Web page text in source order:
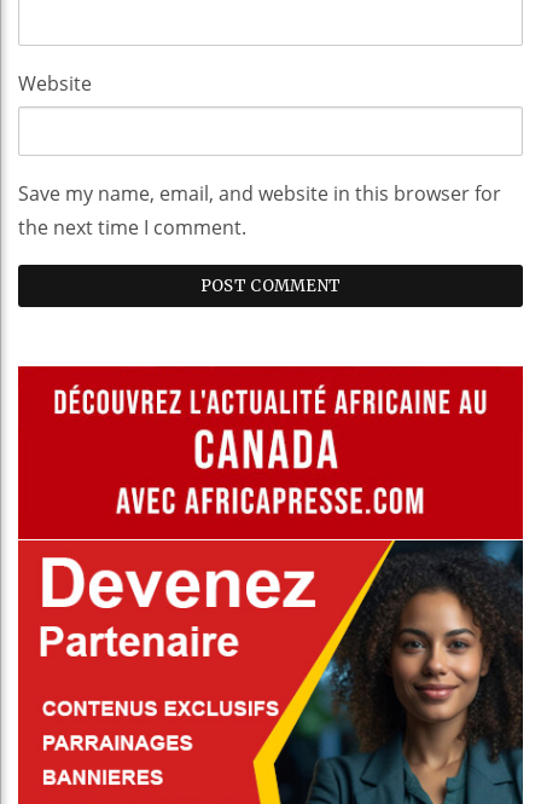
Website
Save my name, email, and website in this browser for
the next time I comment.